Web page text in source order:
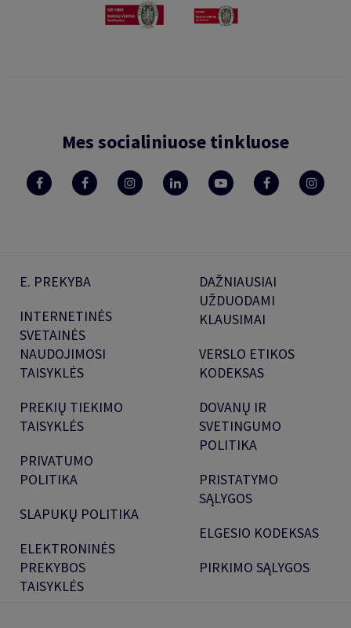
Mes socialiniuose tinkluose
E. PREKYBA
INTERNETINĖS
SVETAINĖS
NAUDOJIMOSI
TAISYKLĖS
PREKIŲ TIEKIMO
TAISYKLĖS
PRIVATUMO
POLITIKA
SLAPUKŲ POLITIKA
ELEKTRONINĖS
PREKYBOS
TAISYKLĖS
DAŽNIAUSIAI
UŽDUODAMI
KLAUSIMAI
VERSLO ETIKOS
KODEKSAS
DOVANŲ IR
SVETINGUMO
POLITIKA
PRISTATYMO
SĄLYGOS
ELGESIO KODEKSAS
PIRKIMO SĄLYGOS